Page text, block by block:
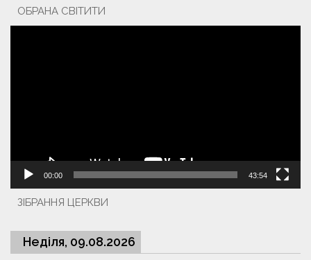
ОБРАНА СВІТИТИ
00:00 43:54
ЗІБРАННЯ ЦЕРКВИ
Неділя, 09.08.2026